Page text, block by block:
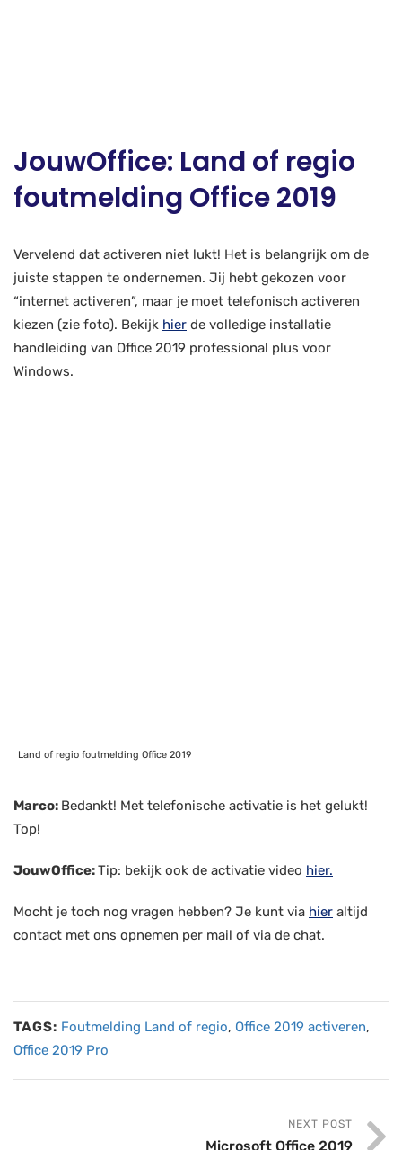
JouwOffice: Land of regio
foutmelding Office 2019
Vervelend dat activeren niet lukt! Het is belangrijk om de
juiste stappen te ondernemen. Jij hebt gekozen voor
“internet activeren”, maar je moet telefonisch activeren
kiezen (zie foto). Bekijk hier de volledige installatie
handleiding van Office 2019 professional plus voor
Windows.
Land of regio foutmelding Office 2019
Marco: Bedankt! Met telefonische activatie is het gelukt!
Top!
JouwOffice:Tip: bekijk ook de activatie video hier.
Mocht je toch nog vragen hebben? Je kunt via hier altijd
contact met ons opnemen per mail of via de chat.
TAGS: Foutmelding Land of regio, Office 2019 activeren,
Office 2019 Pro
NEXT POST
Microsoft Office 2019